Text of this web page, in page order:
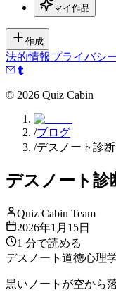
マイ作品
作成
法的情報プライバシ
© 2026 Quiz Cabin
/ブログ
/デスノート診
デスノート診
Quiz Cabin Team
2026年1月15日
1 分で読める
デスノート 道徳心理
黒いノートが空から